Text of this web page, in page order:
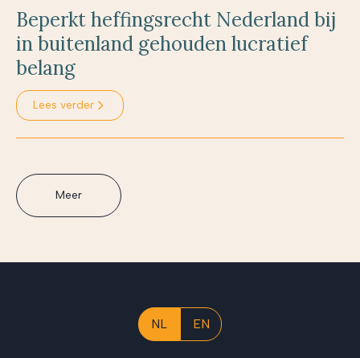
Beperkt heffingsrecht Nederland bij
in buitenland gehouden lucratief
belang
Lees verder
Meer
NL EN